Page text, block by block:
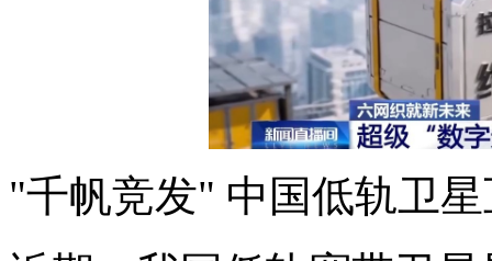
"千帆竞发" 中国低轨卫